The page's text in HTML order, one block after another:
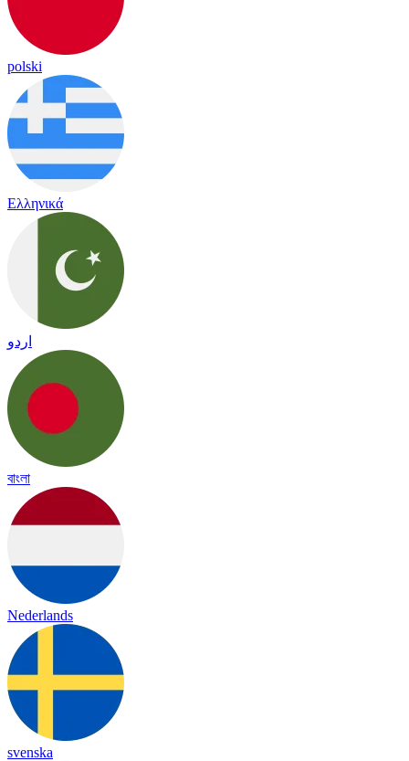
polski
Ελληνικά
اردو
বাংলা
Nederlands
svenska